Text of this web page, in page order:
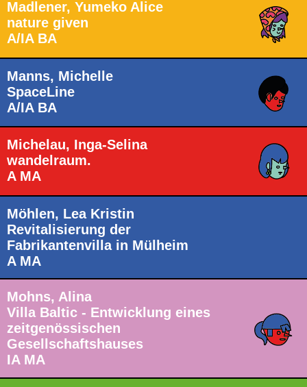
Madlener, Yumeko Alice
nature given
A/IA BA
Manns, Michelle
SpaceLine
A/IA BA
Michelau, Inga-Selina
wandelraum.
A MA
Möhlen, Lea Kristin
Revitalisierung der
Fabrikantenvilla in Mülheim
A MA
Mohns, Alina
Villa Baltic - Entwicklung eines
zeitgenössischen
Gesellschaftshauses
IA MA